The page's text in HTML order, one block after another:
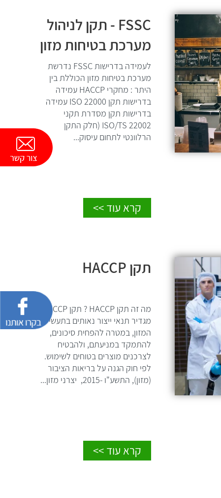
FSSC - תקן לניהול
מערכת בטיחות מזון
לעמידה בדרישות FSSC נדרשת
מערכת בטיחות מזון הכוללת בין
היתר : מחקרי HACCP עמידה
בדרישות תקן ISO 22000 עמידה
בדרישות תקן מסדרת תקני
ISO/TS 22002 (חלק התקן
הרלוונטי לתחום עיסוק...
קרא עוד >>
תקן HACCP
מה זה תקן HACCP ? תקן HACCP
מגדיר תנאי ייצור נאותים בתעשיית
המזון, במטרה להפחית סיכונים,
להתמקד במניעתם, ולהבטיח
לצרכנים מוצרים בטוחים לשימוש.
לפי חוק הגנה על בריאות הציבור
(מזון), התשע"ו -2015, יצרני מזון...
קרא עוד >>